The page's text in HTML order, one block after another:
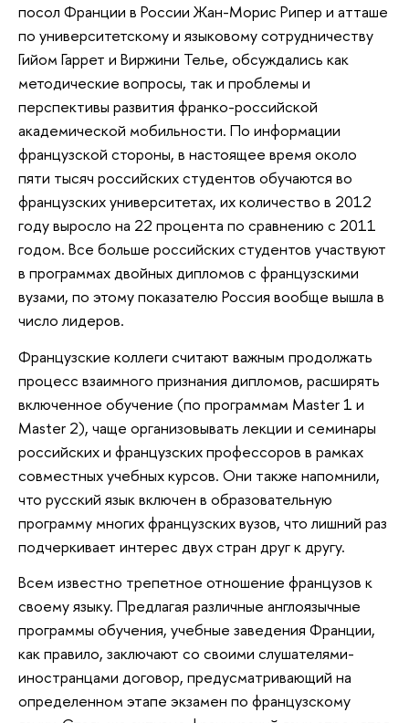
посол Франции в России Жан-Морис Рипер и атташе
по университетскому и языковому сотрудничеству
Гийом Гаррет и Виржини Телье, обсуждались как
методические вопросы, так и проблемы и
перспективы развития франко-российской
академической мобильности. По информации
французской стороны, в настоящее время около
пяти тысяч российских студентов обучаются во
французских университетах, их количество в 2012
году выросло на 22 процента по сравнению с 2011
годом. Все больше российских студентов участвуют
в программах двойных дипломов с французскими
вузами, по этому показателю Россия вообще вышла в
число лидеров.
Французские коллеги считают важным продолжать
процесс взаимного признания дипломов, расширять
включенное обучение (по программам Master 1 и
Master 2), чаще организовывать лекции и семинары
российских и французских профессоров в рамках
совместных учебных курсов. Они также напомнили,
что русский язык включен в образовательную
программу многих французских вузов, что лишний раз
подчеркивает интерес двух стран друг к другу.
Всем известно трепетное отношение французов к
своему языку. Предлагая различные англоязычные
программы обучения, учебные заведения Франции,
как правило, заключают со своими слушателями-
иностранцами договор, предусматривающий на
определенном этапе экзамен по французскому